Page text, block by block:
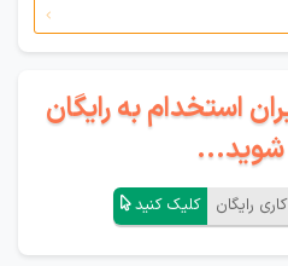
استخدام به رایگان
رایگان کلیک کنید